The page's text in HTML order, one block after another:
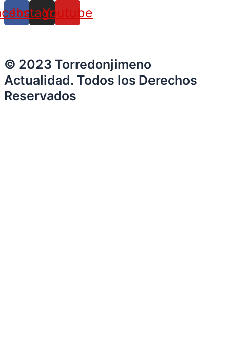
Instagram
Youtube
© 2023 Torredonjimeno
Actualidad. Todos los Derechos
Reservados